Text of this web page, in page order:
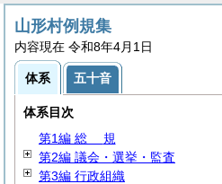
山形村例規集
内容現在 令和8年4月1日
体系 五十音
体系目次
第1編 総 規
第2編 議会・選挙・監査
第3編 行政組織